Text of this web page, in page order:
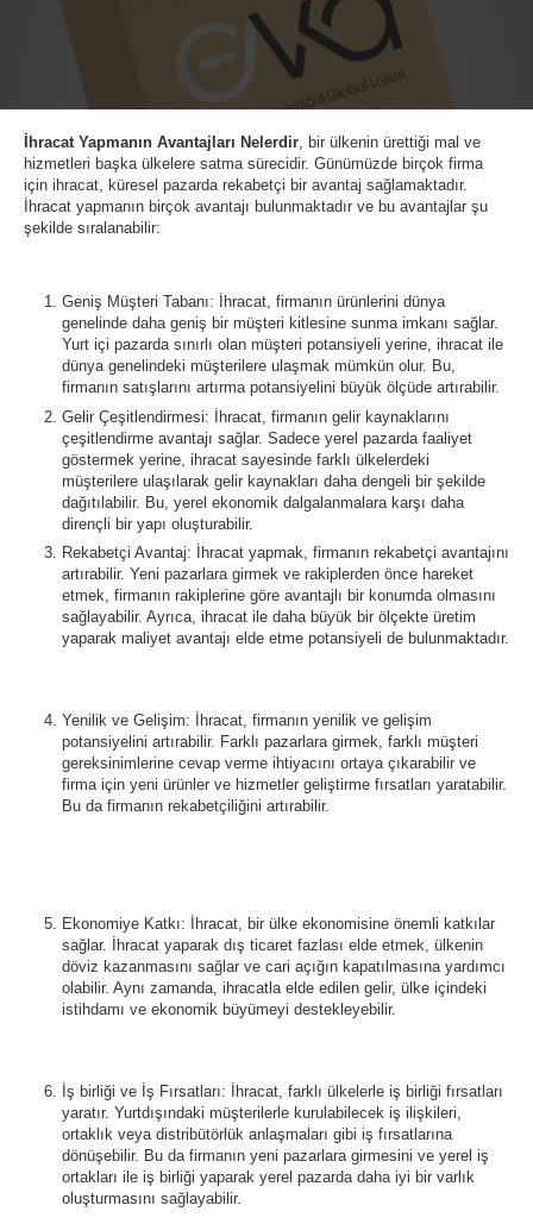
İhracat Yapmanın Avantajları Nelerdir, bir ülkenin ürettiği mal ve
hizmetleri başka ülkelere satma sürecidir. Günümüzde birçok firma
için ihracat, küresel pazarda rekabetçi bir avantaj sağlamaktadır.
İhracat yapmanın birçok avantajı bulunmaktadır ve bu avantajlar şu
şekilde sıralanabilir:
Geniş Müşteri Tabanı: İhracat, firmanın ürünlerini dünya
genelinde daha geniş bir müşteri kitlesine sunma imkanı sağlar.
Yurt içi pazarda sınırlı olan müşteri potansiyeli yerine, ihracat ile
dünya genelindeki müşterilere ulaşmak mümkün olur. Bu,
firmanın satışlarını artırma potansiyelini büyük ölçüde artırabilir.
Gelir Çeşitlendirmesi: İhracat, firmanın gelir kaynaklarını
çeşitlendirme avantajı sağlar. Sadece yerel pazarda faaliyet
göstermek yerine, ihracat sayesinde farklı ülkelerdeki
müşterilere ulaşılarak gelir kaynakları daha dengeli bir şekilde
dağıtılabilir. Bu, yerel ekonomik dalgalanmalara karşı daha
dirençli bir yapı oluşturabilir.
Rekabetçi Avantaj: İhracat yapmak, firmanın rekabetçi avantajını
artırabilir. Yeni pazarlara girmek ve rakiplerden önce hareket
etmek, firmanın rakiplerine göre avantajlı bir konumda olmasını
sağlayabilir. Ayrıca, ihracat ile daha büyük bir ölçekte üretim
yaparak maliyet avantajı elde etme potansiyeli de bulunmaktadır.
Yenilik ve Gelişim: İhracat, firmanın yenilik ve gelişim
potansiyelini artırabilir. Farklı pazarlara girmek, farklı müşteri
gereksinimlerine cevap verme ihtiyacını ortaya çıkarabilir ve
firma için yeni ürünler ve hizmetler geliştirme fırsatları yaratabilir.
Bu da firmanın rekabetçiliğini artırabilir.
Ekonomiye Katkı: İhracat, bir ülke ekonomisine önemli katkılar
sağlar. İhracat yaparak dış ticaret fazlası elde etmek, ülkenin
döviz kazanmasını sağlar ve cari açığın kapatılmasına yardımcı
olabilir. Aynı zamanda, ihracatla elde edilen gelir, ülke içindeki
istihdamı ve ekonomik büyümeyi destekleyebilir.
İş birliği ve İş Fırsatları: İhracat, farklı ülkelerle iş birliği fırsatları
yaratır. Yurtdışındaki müşterilerle kurulabilecek iş ilişkileri,
ortaklık veya distribütörlük anlaşmaları gibi iş fırsatlarına
dönüşebilir. Bu da firmanın yeni pazarlara girmesini ve yerel iş
ortakları ile iş birliği yaparak yerel pazarda daha iyi bir varlık
oluşturmasını sağlayabilir.